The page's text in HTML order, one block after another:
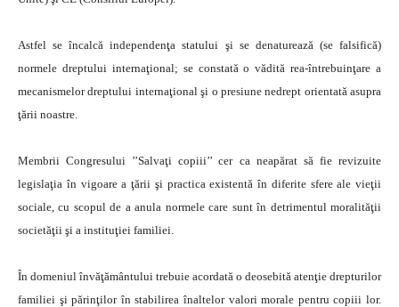
Astfel se încalcă independenţa statului şi se denaturează (se falsifică)
normele dreptului internaţional; se constată o vădită rea-întrebuinţare a
mecanismelor dreptului internaţional şi o presiune nedrept orientată asupra
ţării noastre.
Membrii Congresului ’’Salvaţi copiii’’ cer ca neapărat să fie revizuite
legislaţia în vigoare a ţării şi practica existentă în diferite sfere ale vieţii
sociale, cu scopul de a anula normele care sunt în detrimentul moralităţii
societăţii şi a instituţiei familiei.
În domeniul învăţământului trebuie acordată o deosebită atenţie drepturilor
familiei şi părinţilor în stabilirea înaltelor valori morale pentru copiii lor.